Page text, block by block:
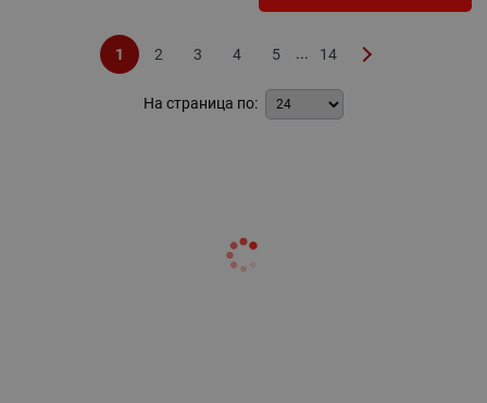
1 2 3 4 5 ... 14
На страница по: